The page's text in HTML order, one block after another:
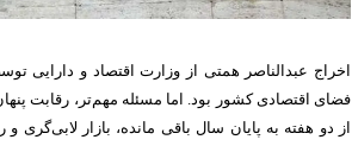
اخراج عبدالناصر همتی از وزارت اقتصاد و دارایی
فضای اقتصادی کشور بود. اما مسئله مهم‌تر، رقابت
از دو هفته به پایان سال باقی مانده، بازار لابی‌گری